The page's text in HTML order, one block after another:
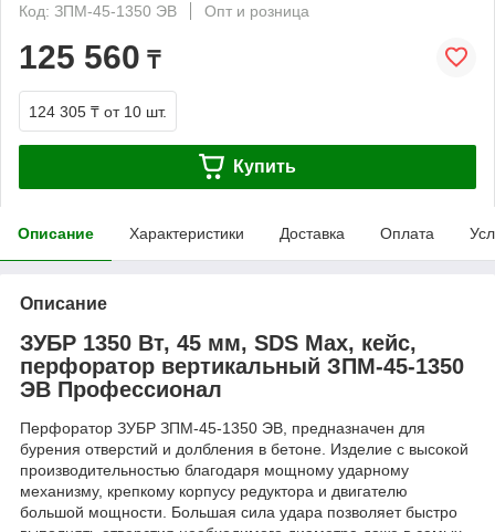
Код: ЗПМ-45-1350 ЭВ
Опт и розница
125 560 ₸
124 305 ₸ от 10 шт.
Купить
Описание Характеристики Доставка Оплата
Описание
ЗУБР 1350 Вт, 45 мм, SDS Max, кейс,
перфоратор вертикальный ЗПМ-45-1350
ЭВ Профессионал
Перфоратор ЗУБР ЗПМ-45-1350 ЭВ, предназначен для
бурения отверстий и долбления в бетоне. Изделие с высокой
производительностью благодаря мощному ударному
механизму, крепкому корпусу редуктора и двигателю
большой мощности. Большая сила удара позволяет быстро